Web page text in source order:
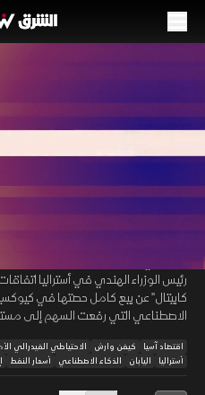
ضربات أميركا بإيران
يتحرك لكبح التضخم
09 يوليو 2026 01:33:12 اقتصاد
رئيس الوزراء الهندي في أستراليا
كابيتال" عن بيع كامل حصتها في كيوكسيا
الاصطناعي التي رفعت السهم إلى
اقتصاد آسيا كيفن وارش الاحتياطي الفيدرالي
أستراليا
اليابان الذكاء الاصطناعي أسعار النفط